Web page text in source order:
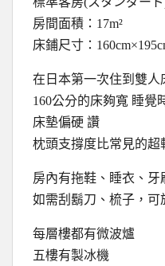
房間面積：17m²
床鋪尺寸：
在日本第一次住到雙人
160公分的床夠寬 睡覺
床墊偏硬 讚
枕頭支撐度比常見的超
房內有拖鞋、睡衣、牙
如需刮鬍刀、梳子，
每層樓都有微波爐
五樓有製冰機